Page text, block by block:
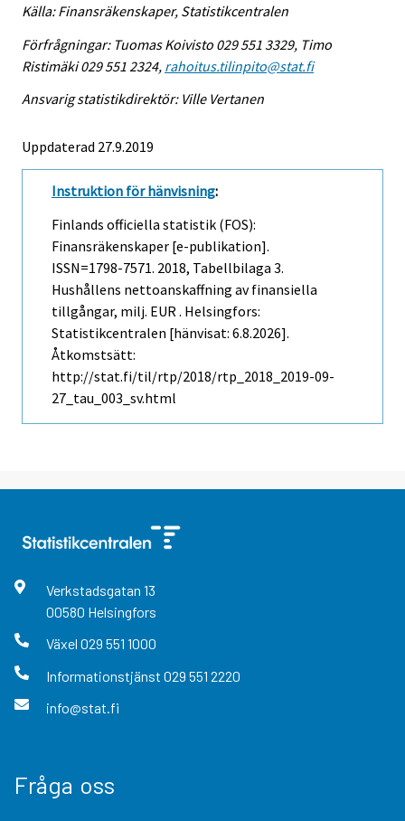
Källa: Finansräkenskaper, Statistikcentralen
Förfrågningar: Tuomas Koivisto 029 551 3329, Timo
Ristimäki 029 551 2324, rahoitus.tilinpito@stat.fi
Ansvarig statistikdirektör: Ville Vertanen
Uppdaterad 27.9.2019
Instruktion för hänvisning:
Finlands officiella statistik (FOS):
Finansräkenskaper [e-publikation].
ISSN=1798-7571. 2018, Tabellbilaga 3.
Hushållens nettoanskaffning av finansiella
tillgångar, milj. EUR . Helsingfors:
Statistikcentralen [hänvisat: 6.8.2026].
Åtkomstsätt:
http://stat.fi/til/rtp/2018/rtp_2018_2019-09-
27_tau_003_sv.html
Verkstadsgatan 13
00580 Helsingfors
Växel 029 551 1000
Informationstjänst 029 551 2220
info@stat.fi
Fråga oss